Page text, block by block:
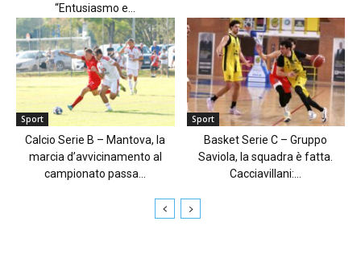
“Entusiasmo e...
Sport
Calcio Serie B – Mantova, la
marcia d’avvicinamento al
campionato passa...
Sport
Basket Serie C – Gruppo
Saviola, la squadra è fatta.
Cacciavillani:...